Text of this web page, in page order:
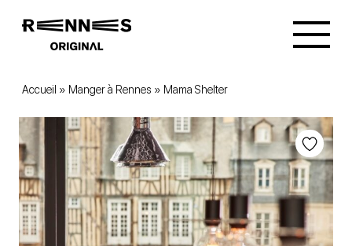
Accueil » Manger à Rennes » Mama Shelter